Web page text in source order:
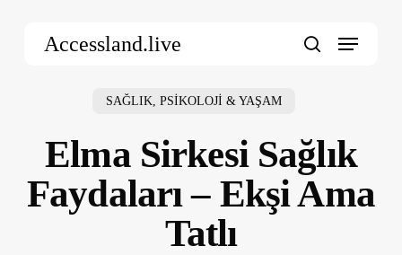
Accessland.live Menu
SAĞLIK, PSİKOLOJİ & YAŞAM
Elma Sirkesi Sağlık
Faydaları – Ekşi Ama
Tatlı